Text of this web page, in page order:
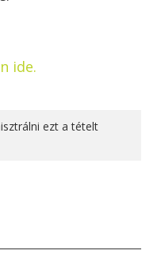
ide.
ezt a tételt